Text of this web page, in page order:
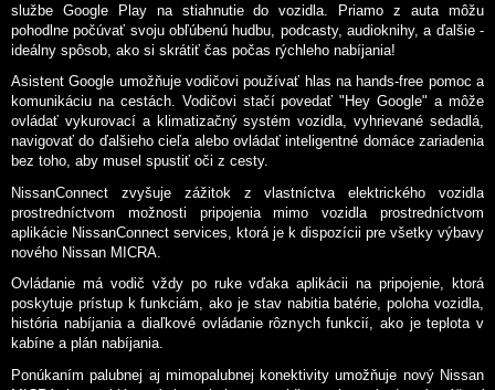
službe Google Play na stiahnutie do vozidla. Priamo z auta môžu
pohodlne počúvať svoju obľúbenú hudbu, podcasty, audioknihy, a ďalšie -
ideálny spôsob, ako si skrátiť čas počas rýchleho nabíjania!
Asistent Google umožňuje vodičovi používať hlas na hands-free pomoc a
komunikáciu na cestách. Vodičovi stačí povedať "Hey Google" a môže
ovládať vykurovací a klimatizačný systém vozidla, vyhrievané sedadlá,
navigovať do ďalšieho cieľa alebo ovládať inteligentné domáce zariadenia
bez toho, aby musel spustiť oči z cesty.
NissanConnect zvyšuje zážitok z vlastníctva elektrického vozidla
prostredníctvom možnosti pripojenia mimo vozidla prostredníctvom
aplikácie NissanConnect services, ktorá je k dispozícii pre všetky výbavy
nového Nissan MICRA.
Ovládanie má vodič vždy po ruke vďaka aplikácii na pripojenie, ktorá
poskytuje prístup k funkciám, ako je stav nabitia batérie, poloha vozidla,
história nabíjania a diaľkové ovládanie rôznych funkcií, ako je teplota v
kabíne a plán nabíjania.
Ponúkaním palubnej aj mimopalubnej konektivity umožňuje nový Nissan